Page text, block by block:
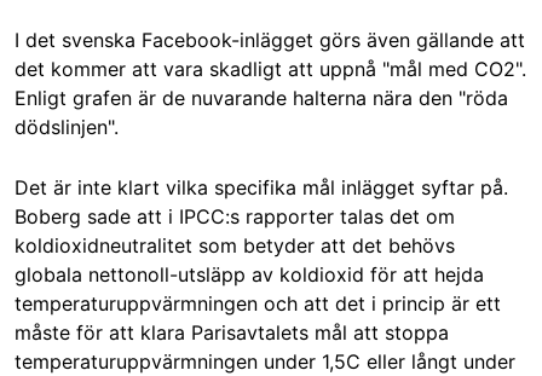
I det svenska Facebook-inlägget görs även gällande att
det kommer att vara skadligt att uppnå "mål med CO2".
Enligt grafen är de nuvarande halterna nära den "röda
dödslinjen".
Det är inte klart vilka specifika mål inlägget syftar på.
Boberg sade att i IPCC:s rapporter talas det om
koldioxidneutralitet som betyder att det behövs
globala nettonoll-utsläpp av koldioxid för att hejda
temperaturuppvärmningen och att det i princip är ett
måste för att klara Parisavtalets mål att stoppa
temperaturuppvärmningen under 1,5C eller långt under